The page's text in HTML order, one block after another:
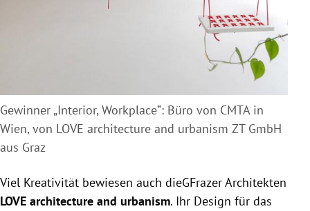
Gewinner „Interior, Workplace“: Büro von CMTA in
Wien, von LOVE architecture and urbanism ZT GmbH
aus Graz
Viel Kreativität bewiesen auch dieGFrazer Architekten
LOVE architecture and urbanism. Ihr Design für das